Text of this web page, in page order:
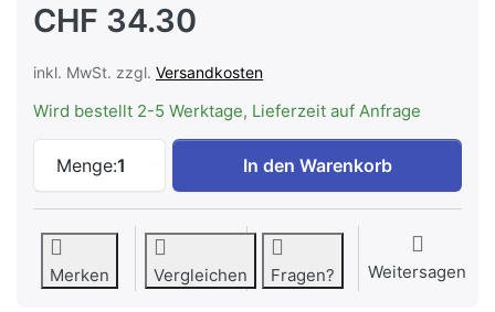
CHF 34.30
inkl. MwSt. zzgl. Versandkosten
Wird bestellt 2-5 Werktage, Lieferzeit auf Anfrage
Menge:1
LIEBHERR 9881036 Kälteakku zu CHF
In den Warenkorb
Merken Vergleichen Fragen? Weitersagen